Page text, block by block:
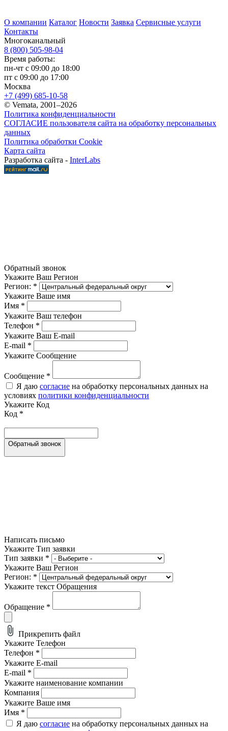
О компании Каталог Новости Заявка Сервисные услуги
Контакты
Многоканальный
8 (800) 505-98-04
Время работы:
пн-чт с 09:00 до 18:00
пт с 09:00 до 17:00
Москва
+7 (499) 685-10-58
© Vemata, 2001–2026
Политика конфиденциальности
СОГЛАСИЕ пользователя сайта на обработку персональных
данных
Политика обработки Cookie
Карта сайта
Разработка сайта - InterLabs
Обратный звонок
Укажите Ваш Регион
Регион: *
Укажите Ваше имя
Имя *
Укажите Ваш телефон
Телефон *
Укажите Ваш E-mail
E-mail *
Укажите Сообщение
Сообщение *
Я даю согласие на обработку персональных данных на
условиях политики конфиденциальности
Укажите Код
Код *
Обратный звонок
Написать письмо
Укажите Тип заявки
Тип заявки *
Укажите Ваш Регион
Регион: *
Укажите текст Обращения
Обращение *
Прикрепить файл
Укажите Телефон
Телефон *
Укажите E-mail
E-mail *
Укажите наименование компании
Компания
Укажите Ваше имя
Имя *
Я даю согласие на обработку персональных данных на